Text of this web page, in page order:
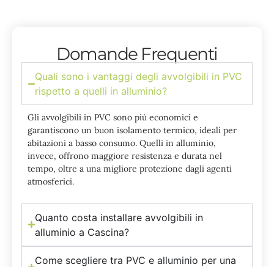
Domande Frequenti
Quali sono i vantaggi degli avvolgibili in PVC
rispetto a quelli in alluminio?
Gli avvolgibili in PVC sono più economici e
garantiscono un buon isolamento termico, ideali per
abitazioni a basso consumo. Quelli in alluminio,
invece, offrono maggiore resistenza e durata nel
tempo, oltre a una migliore protezione dagli agenti
atmosferici.
Quanto costa installare avvolgibili in
alluminio a Cascina?
Come scegliere tra PVC e alluminio per una